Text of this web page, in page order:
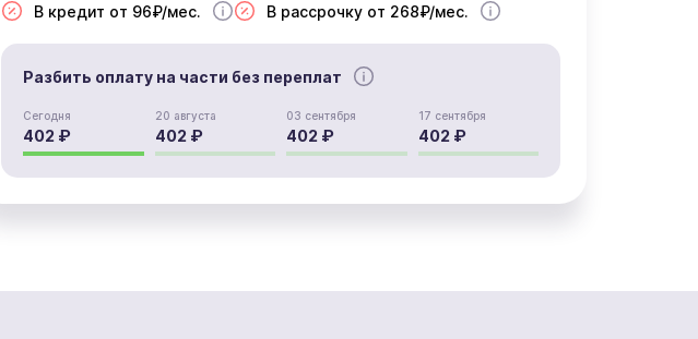
В кредит от 96₽/мес. В рассрочку от 268₽/мес.
Разбить оплату на части без переплат
Сегодня
402 ₽
20 августа
402 ₽
03 сентября
402 ₽
17 сентября
402 ₽